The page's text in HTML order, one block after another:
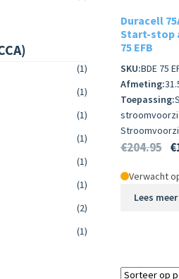
Duracell
Start-stop
75 EFB
SKU:BDE 75
Afmeting:
Toepassing:
€204.95 €
Verwacht
Lees meer
(1)
(1)
(1)
(1)
(1)
(1)
(2)
(1)